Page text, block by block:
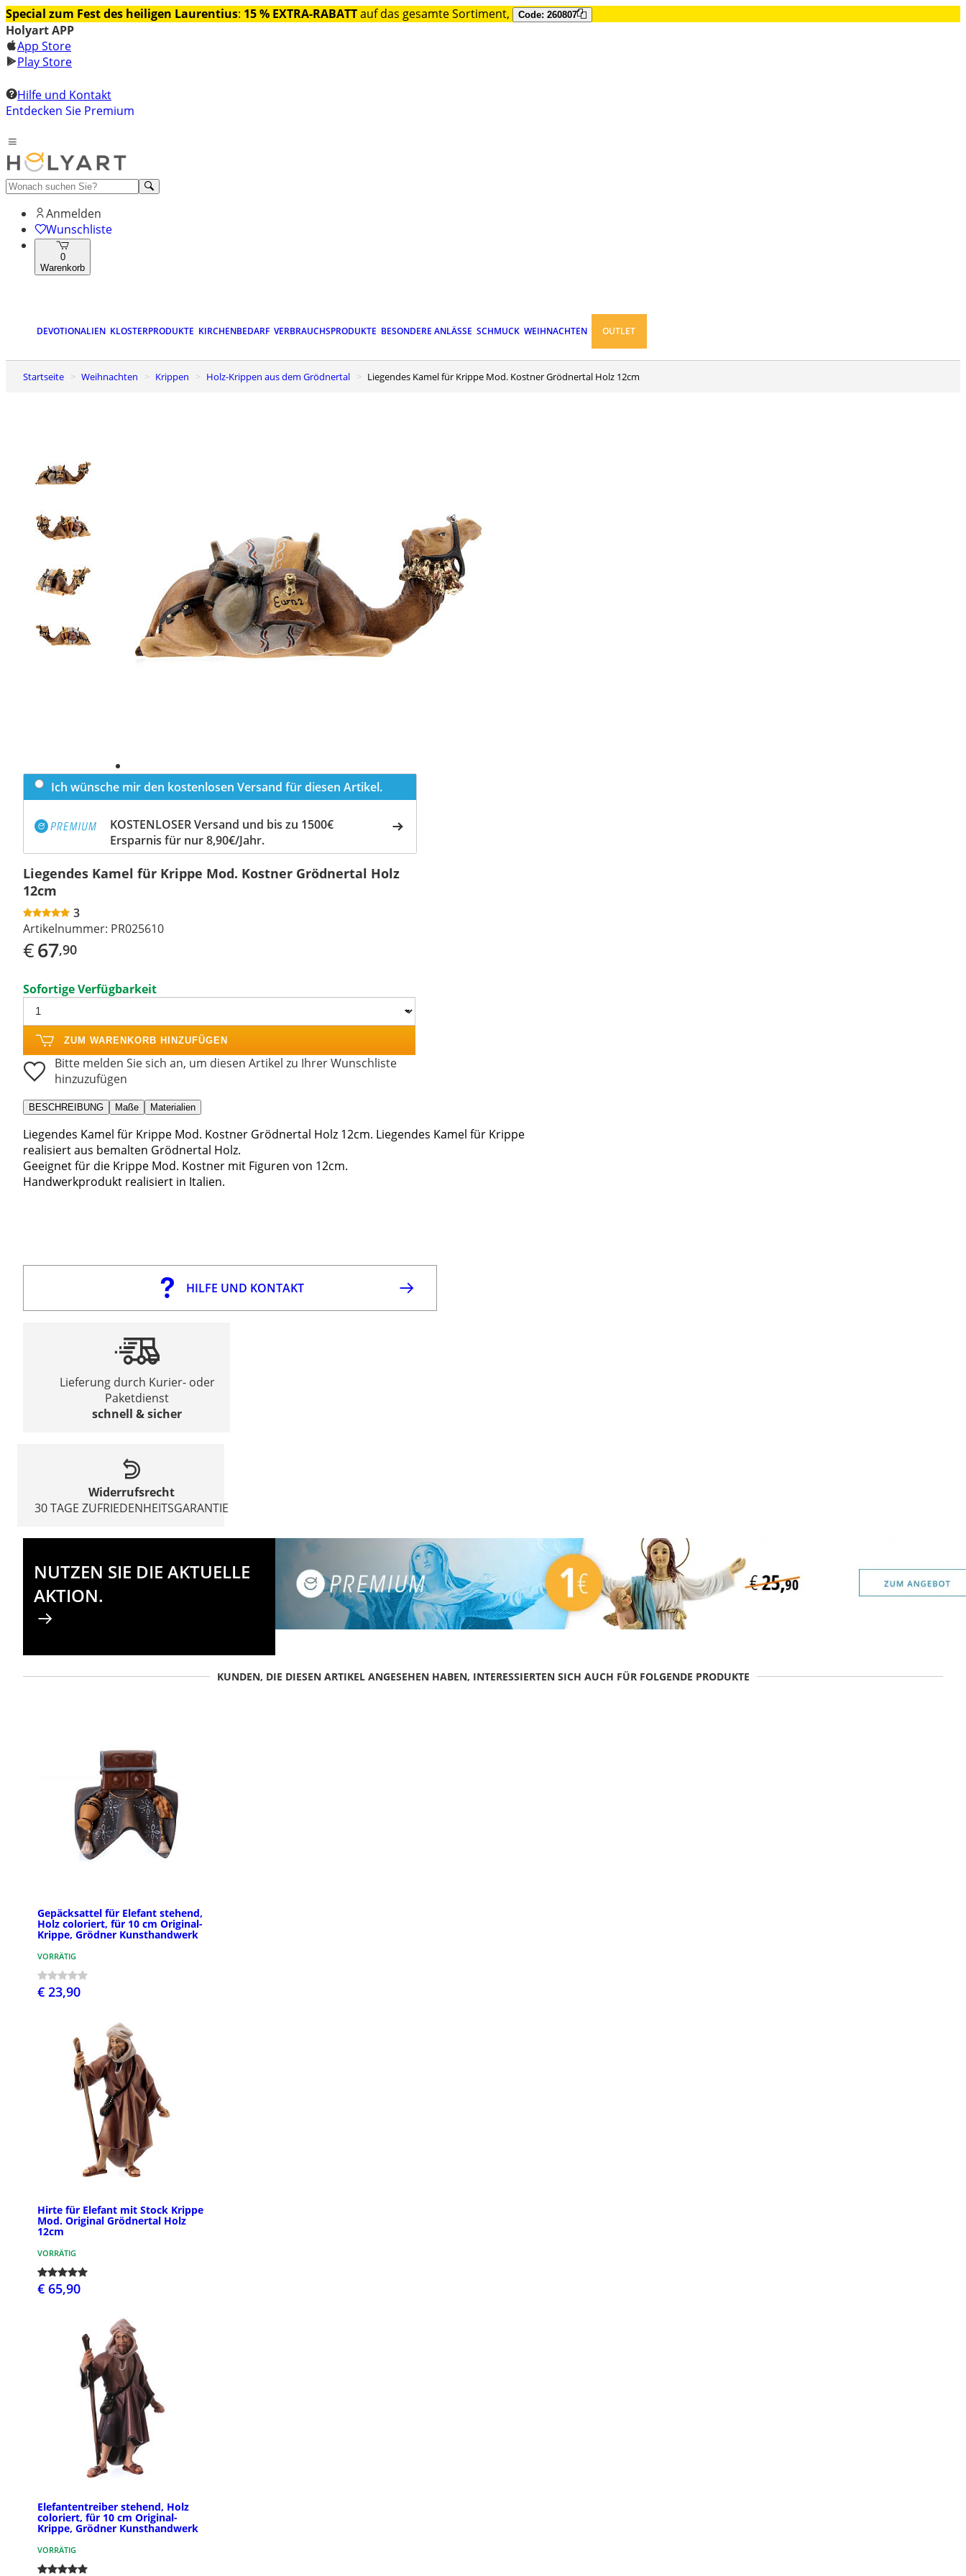
Special zum Fest des heiligen Laurentius: 15 % EXTRA-RABATTauf das gesamte Sortiment, Code: 260807
Holyart APP
App Store
Play Store
Hilfe und Kontakt
Entdecken Sie Premium
Anmelden
Wunschliste
0
Warenkorb
DEVOTIONALIEN KLOSTERPRODUKTE KIRCHENBEDARF VERBRAUCHSPRODUKTE BESONDERE ANLÄSSE SCHMUCK WEIHNACHTEN OUTLET
Startseite Weihnachten Krippen Holz-Krippen aus dem Grödnertal Liegendes Kamel für Krippe Mod. Kostner Grödnertal Holz 12cm
Ich wünsche mir den kostenlosen Versand für diesen Artikel.
KOSTENLOSER Versand und bis zu 1500€
Ersparnis für nur 8,90€/Jahr.
Liegendes Kamel für Krippe Mod. Kostner Grödnertal Holz
12cm
3
Artikelnummer: PR025610
€67,90
Sofortige Verfügbarkeit
ZUM WARENKORB HINZUFÜGEN
Bitte melden Sie sich an, um diesen Artikel zu Ihrer Wunschliste
hinzuzufügen
BESCHREIBUNG Maße Materialien
Liegendes Kamel für Krippe Mod. Kostner Grödnertal Holz 12cm. Liegendes Kamel für Krippe
realisiert aus bemalten Grödnertal Holz.
Geeignet für die Krippe Mod. Kostner mit Figuren von 12cm.
Handwerkprodukt realisiert in Italien.
HILFE UND KONTAKT
Lieferung durch Kurier- oder
Paketdienst
schnell & sicher
Widerrufsrecht
30 TAGE ZUFRIEDENHEITSGARANTIE
NUTZEN SIE DIE AKTUELLE
AKTION.
KUNDEN, DIE DIESEN ARTIKEL ANGESEHEN HABEN, INTERESSIERTEN SICH AUCH FÜR FOLGENDE PRODUKTE
Gepäcksattel für Elefant stehend,
Holz coloriert, für 10 cm Original-
Krippe, Grödner Kunsthandwerk
VORRÄTIG
€ 23,90
Hirte für Elefant mit Stock Krippe
Mod. Original Grödnertal Holz
12cm
VORRÄTIG
€ 65,90
Elefantentreiber stehend, Holz
coloriert, für 10 cm Original-
Krippe, Grödner Kunsthandwerk
VORRÄTIG